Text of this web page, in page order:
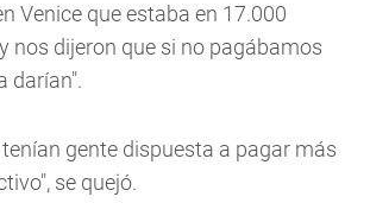
Venice que estaba en 17.000
nos dijeron que si no pagábamos
darían".
gente dispuesta a pagar más
se quejó.